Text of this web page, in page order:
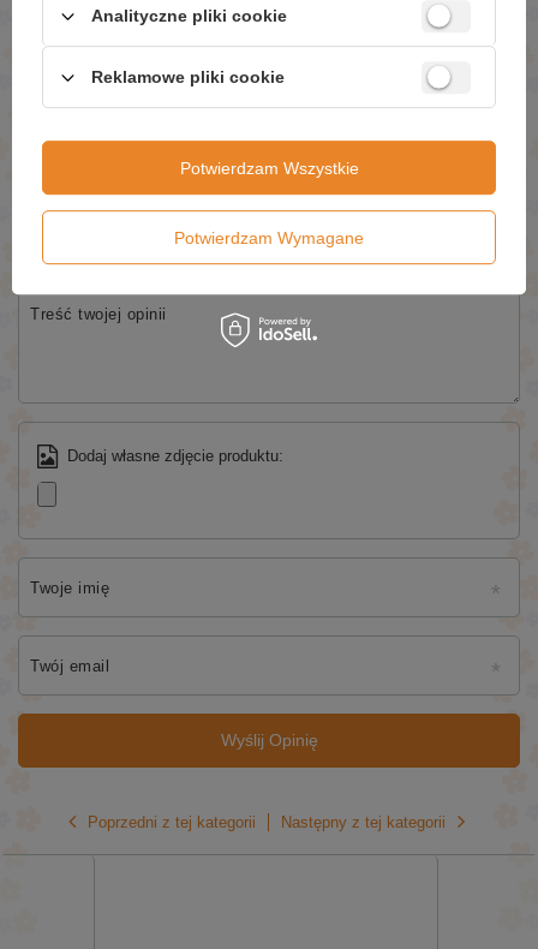
NAPISZ SWOJĄ OPINIĘ
Twoja ocena:
5/5
Treść twojej opinii
Dodaj własne zdjęcie produktu:
Twoje imię
Twój email
Wyślij Opinię
Poprzedni z tej kategorii Następny z tej kategorii
Analityczne pliki cookie
Reklamowe pliki cookie
Potwierdzam Wymagane
Potwierdzam Wszystkie